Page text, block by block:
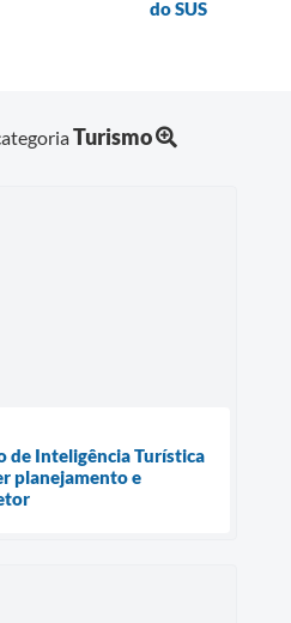
do SUS
Turismo
de Inteligência Turística
planejamento e